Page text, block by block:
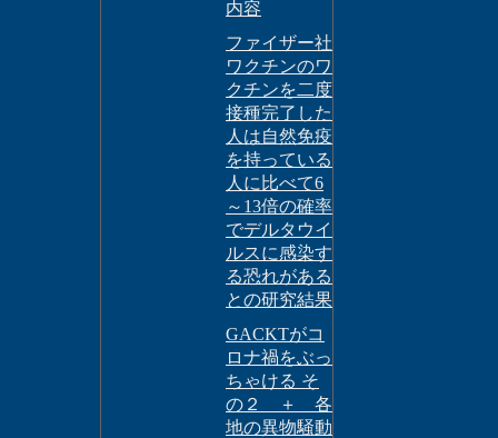
内容
ファイザー社
ワクチンのワ
クチンを二度
接種完了した
人は自然免疫
を持っている
人に比べて6
～13倍の確率
でデルタウイ
ルスに感染す
る恐れがある
との研究結果
GACKTがコ
ロナ禍をぶっ
ちゃける そ
の２ ＋ 各
地の異物騒動